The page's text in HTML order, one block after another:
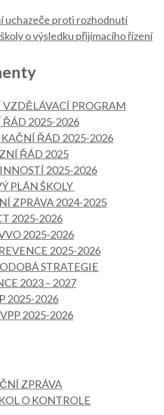
uchazeče proti rozhodnutí
o výsledku přijímacího řízení
VZDĚLÁVACÍ PROGRAM
ŘÁD 2025-2026
ŘÁD 2025-2026
ŘÁD 2025
2025-2026
PLÁN ŠKOLY
ZPRÁVA 2024-2025
2025-2026
2025-2026
2025-2026
STRATEGIE
2023 – 2027
2025-2026
2025-2026
ZPRÁVA
O KONTROLE